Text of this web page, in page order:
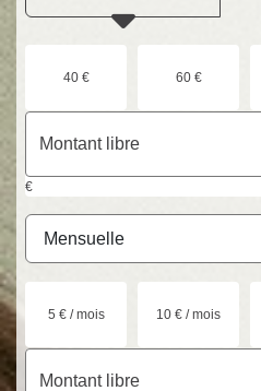
40 € 60 €
€
5 € / mois 10 € / mois